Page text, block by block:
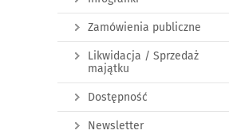
Zamówienia publiczne
Likwidacja / Sprzedaż
majątku
Dostępność
Newsletter